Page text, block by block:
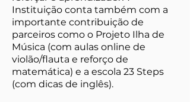
Instituição conta também com a
importante contribuição de
parceiros como o Projeto Ilha de
Música (com aulas online de
violão/flauta e reforço de
matemática) e a escola 23 Steps
(com dicas de inglês).